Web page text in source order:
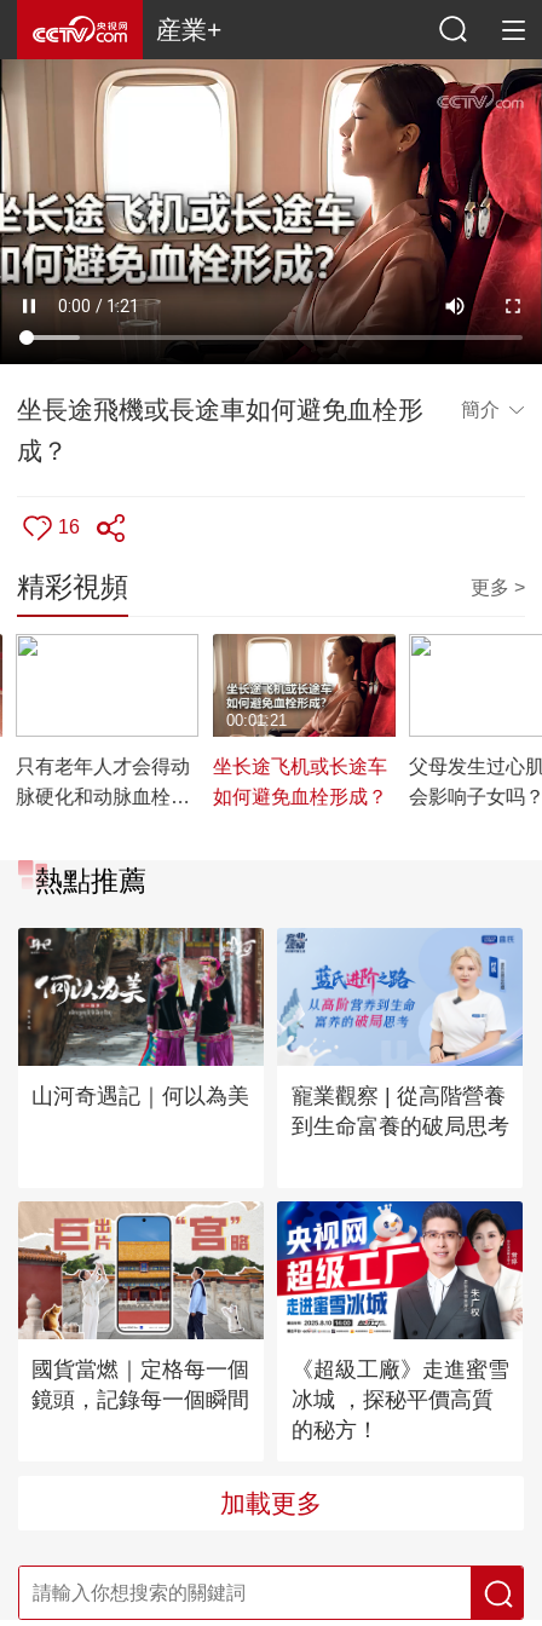
産業+
坐長途飛機或長途車如何避免血栓形
成？
簡介
16
精彩視頻 更多 >
只有老年人才会得动
脉硬化和动脉血栓
坐长途飞机或长途车
如何避免血栓形成？
00:01:21
父母发生过心
会影响子女吗
熱點推薦
山河奇遇記｜何以為美
寵業觀察 | 從高階營養
到生命富養的破局思考
國貨當燃｜定格每一個
鏡頭，記錄每一個瞬間
《超級工廠》走進蜜雪
冰城 ，探秘平價高質
的秘方！
加載更多